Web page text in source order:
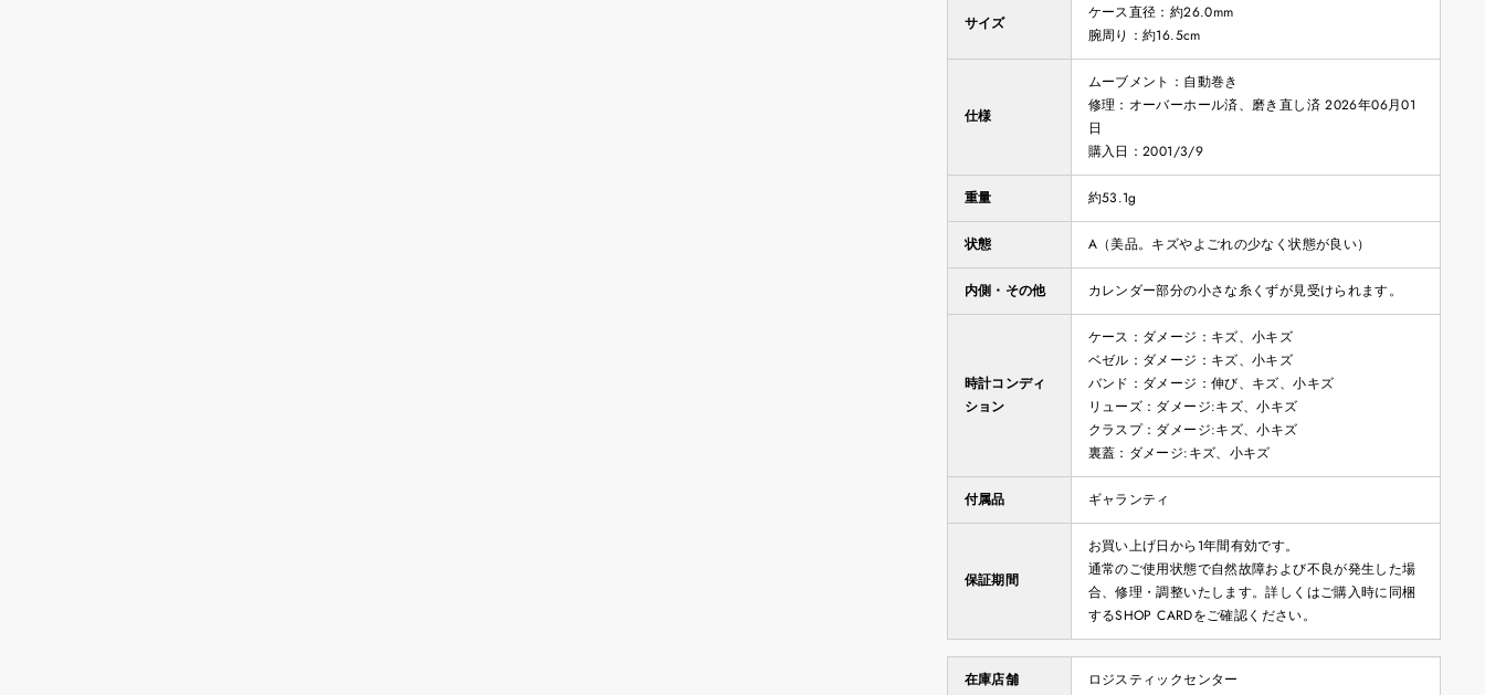
サイズ
ケース直径：約26.0mm
腕周り：約16.5cm
仕様
ムーブメント：自動巻き
修理：オーバーホール済、磨き直し済 2026年06月01
日
購入日：2001/3/9
重量 約53.1g
状態 A（美品。キズやよごれの少なく状態が良い）
内側・その他 カレンダー部分の小さな糸くずが見受けられます。
時計コンディ
ション
ケース：ダメージ：キズ、小キズ
ベゼル：ダメージ：キズ、小キズ
バンド：ダメージ：伸び、キズ、小キズ
リューズ：ダメージ:キズ、小キズ
クラスプ：ダメージ:キズ、小キズ
裏蓋：ダメージ:キズ、小キズ
付属品 ギャランティ
保証期間
お買い上げ日から1年間有効です。
通常のご使用状態で自然故障および不良が発生した場
合、修理・調整いたします。詳しくはご購入時に同梱
するSHOP CARDをご確認ください。
在庫店舗 ロジスティックセンター